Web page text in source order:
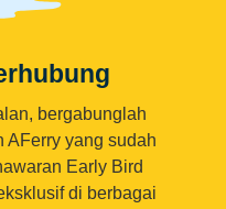
bergabunglah
AFerry yang sudah
Early Bird
di berbagai